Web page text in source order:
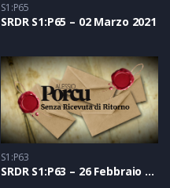
S1:P65
SRDR S1:P65 – 02 Marzo 2021
S1:P63
SRDR S1:P63 – 26 Febbraio 2021